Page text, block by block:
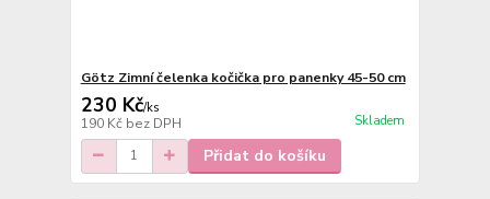
Götz Zimní čelenka kočička pro panenky 45-50 cm
230 Kč/ks
190 Kč bez DPH Skladem
Přidat do košíku